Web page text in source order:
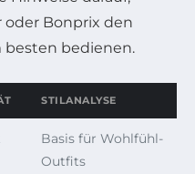
oder Bonprix den
besten bedienen.
STILANALYSE
Basis für Wohlfühl-
Outfits